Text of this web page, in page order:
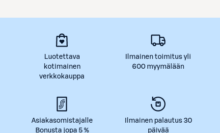
Luotettava
kotimainen
verkkokauppa
Ilmainen toimitus yli
600 myymälään
Asiakasomistajalle
Bonusta jopa 5 %
Ilmainen palautus 30
päivää